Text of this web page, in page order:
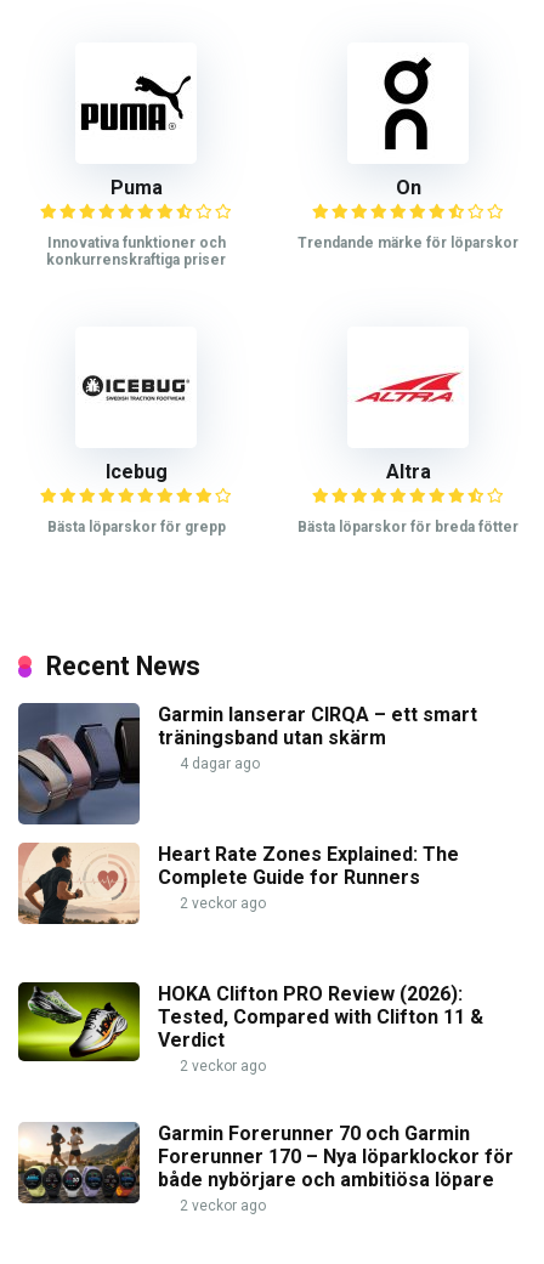
Puma
Innovativa funktioner och
konkurrenskraftiga priser
On
Trendande märke för löparskor
Icebug
Bästa löparskor för grepp
Altra
Bästa löparskor för breda fötter
Recent News
Garmin lanserar CIRQA – ett smart
träningsband utan skärm
4 dagar ago
Heart Rate Zones Explained: The
Complete Guide for Runners
2 veckor ago
HOKA Clifton PRO Review (2026):
Tested, Compared with Clifton 11 &
Verdict
2 veckor ago
Garmin Forerunner 70 och Garmin
Forerunner 170 – Nya löparklockor för
både nybörjare och ambitiösa löpare
2 veckor ago